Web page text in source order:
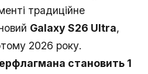
традиційне
Galaxy S26 Ultra,
2026 року.
становить 1